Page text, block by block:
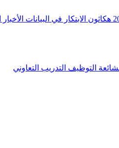
هكاثون الابتكار في البيانات الأخبار
التوظيف التدريب التعاوني